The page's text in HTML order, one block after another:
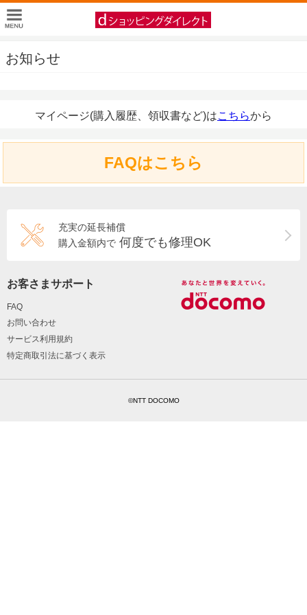
お知らせ
マイページ(購入履歴、領収書など)はこちらから
FAQはこちら
充実の延長補償
購入金額内で 何度でも修理OK
お客さまサポート
FAQ
お問い合わせ
サービス利用規約
特定商取引法に基づく表示
©NTT DOCOMO